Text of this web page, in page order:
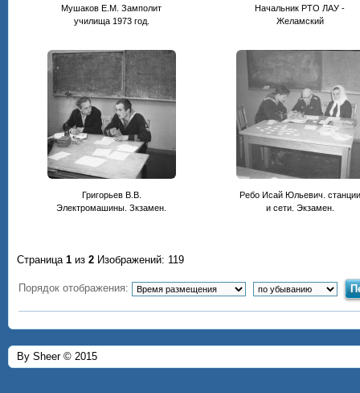
Мушаков Е.М. Замполит
училища 1973 год.
Начальник РТО ЛАУ -
Желамский
Григорьев В.В.
Электромашины. Зкзамен.
Ребо Исай Юльевич. станции
и сети. Экзамен.
Страница 1 из 2 Изображений: 119
Порядок отображения:
By Sheer © 2015